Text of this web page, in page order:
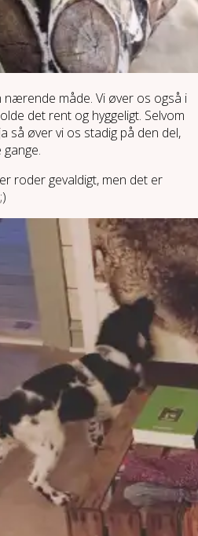
måde. Vi øver os også i
det rent og hyggeligt. Selvom
så øver vi os stadig på den del,
roder gevaldigt, men det er